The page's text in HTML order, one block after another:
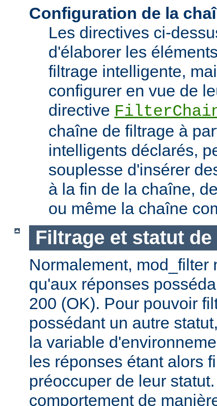
Configuration de la
Les directives ci-
d'élaborer les
filtrage intelligente,
configurer en vue de
directive
chaîne de filtrage à
intelligents déclarés,
souplesse d'insérer
à la fin de la chaîne,
ou même la chaîne
Filtrage et statut
Normalement, mod_filter
qu'aux réponses
200 (OK). Pour pouvoir
possédant un autre
la variable
les réponses étant alors
préoccuper de leur
comportement de